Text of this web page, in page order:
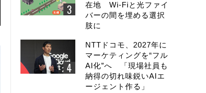
在地 Wi-Fiと光ファイ
バーの間を埋める選択
肢に
NTTドコモ、2027年に
マーケティングを“フル
AI化”へ 「現場社員も
納得の切れ味鋭いAIエ
ージェント作る」